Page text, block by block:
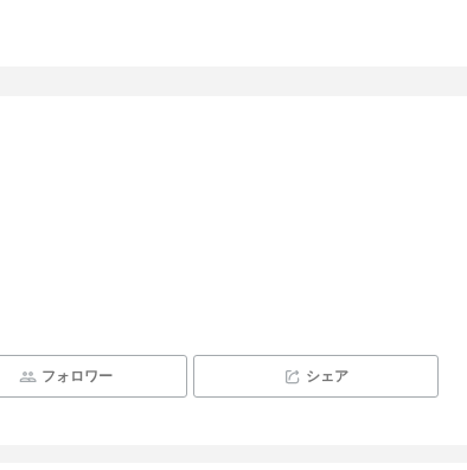
フォロワー シェア